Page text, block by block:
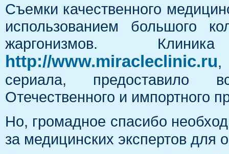
Съемки качественного
использованием большого
жаргонизмов.
http://www.miracleclinic.ru,
сериала, предоставило
Отечественного и импортного
Но, громадное спасибо
за медицинских экспертов для